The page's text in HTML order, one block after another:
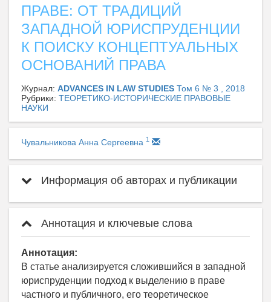
ПРАВЕ: ОТ ТРАДИЦИЙ
ЗАПАДНОЙ ЮРИСПРУДЕНЦИИ
К ПОИСКУ КОНЦЕПТУАЛЬНЫХ
ОСНОВАНИЙ ПРАВА
Журнал: ADVANCES IN LAW STUDIES Том 6 № 3 , 2018
Рубрики: ТЕОРЕТИКО-ИСТОРИЧЕСКИЕ ПРАВОВЫЕ
НАУКИ
Чувальникова Анна Сергеевна 1
Информация об авторах и публикации
Аннотация и ключевые слова
Аннотация:
В статье анализируется сложившийся в западной
юриспруденции подход к выделению в праве
частного и публичного, его теоретическое